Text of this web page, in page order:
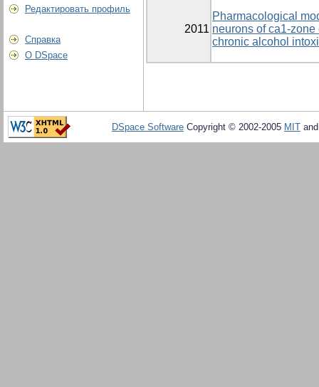
Редактировать профиль
Справка
О DSpace
2011
Pharmacological
neurons of ca1-
chronic alcohol
DSpace Software Copyright © 2002-2005 MIT